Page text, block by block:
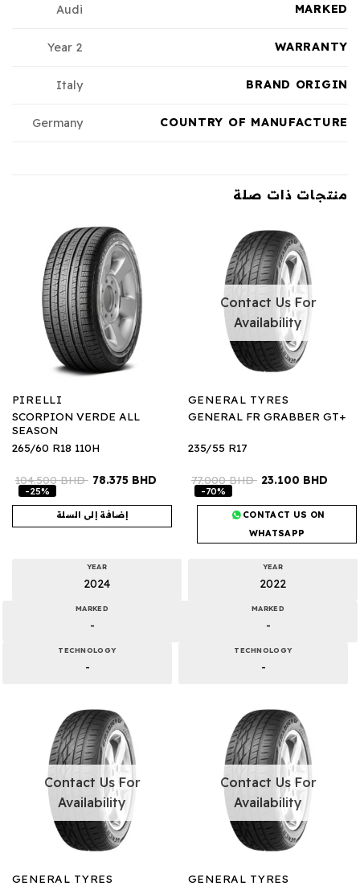
MARKED
Audi
WARRANTY
2 Year
BRAND ORIGIN
Italy
COUNTRY OF MANUFACTURE
Germany
منتجات ذات صلة
Contact Us For
Availability
GENERAL TYRES
GENERAL FR GRABBER GT+
235/55 R17
77.000BHD 23.100 BHD
-70%
CONTACT US ON
WHATSAPP
YEAR
2022
MARKED
-
TECHNOLOGY
-
PIRELLI
SCORPION VERDE ALL
SEASON
265/60 R18 110H
104.500BHD 78.375 BHD
-25%
إضافة إلى السلة
YEAR
2024
MARKED
-
TECHNOLOGY
-
Contact Us For
Availability
GENERAL TYRES
Contact Us For
Availability
GENERAL TYRES